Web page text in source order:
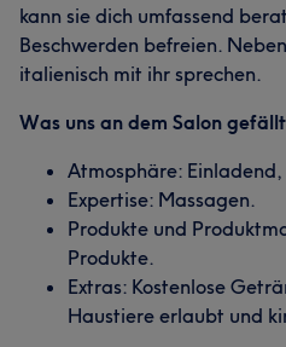
kann sie dich umfassend
Beschwerden befreien.
italienisch mit ihr sprechen.
Was uns an dem Salon
Atmosphäre:
Expertise: Massagen.
Produkte und
Produkte.
Extras: Kostenlose
Haustiere erlaubt und